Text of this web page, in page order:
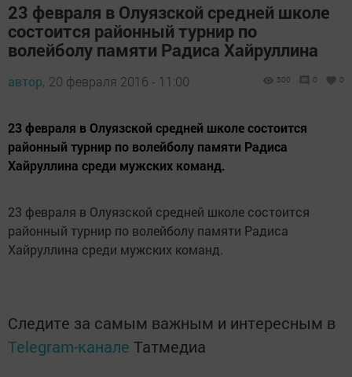
23 февраля в Олуязской средней школе
состоится районный турнир по
волейболу памяти Радиса Хайруллина
автор, 20 февраля 2016 - 11:00 500 0 0
23 февраля в Олуязской средней школе состоится
районный турнир по волейболу памяти Радиса
Хайруллина среди мужских команд.
23 февраля в Олуязской средней школе состоится
районный турнир по волейболу памяти Радиса
Хайруллина среди мужских команд.
Следите за самым важным и интересным в
Telegram-канале Татмедиа